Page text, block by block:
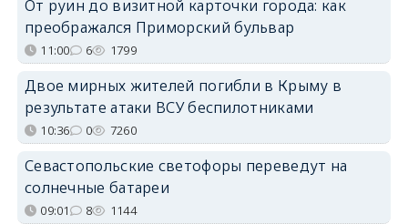
От руин до визитной карточки города: как
преображался Приморский бульвар
11:00 6 1799
Двое мирных жителей погибли в Крыму в
результате атаки ВСУ беспилотниками
10:36 0 7260
Севастопольские светофоры переведут на
солнечные батареи
09:01 8 1144